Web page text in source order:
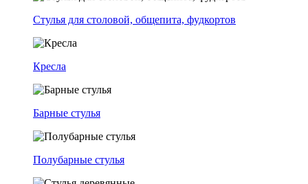
Стулья для столовой, общепита, фудкортов
Кресла
Барные стулья
Полубарные стулья